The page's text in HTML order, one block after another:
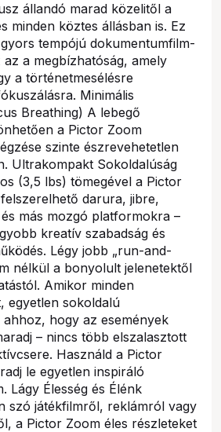
állandó marad közelitől a
minden köztes állásban is. Ez
tempójú dokumentumfilm-
a megbízhatóság, amely
a történetmesélésre
Minimális
Breathing) A lebegő
a Pictor Zoom
szinte észrevehetetlen
Ultrakompakt Sokoldalúság
(3,5 lbs) tömegével a Pictor
darura, jibre,
más mozgó platformokra –
kreatív szabadság és
Légy jobb „run-and-
nélkül a bonyolult jelenetektől
Amikor minden
egyetlen sokoldalú
hogy az események
– nincs több elszalasztott
Használd a Pictor
le egyetlen inspiráló
Lágy Élesség és Élénk
szó játékfilmről, reklámról vagy
a Pictor Zoom éles részleteket